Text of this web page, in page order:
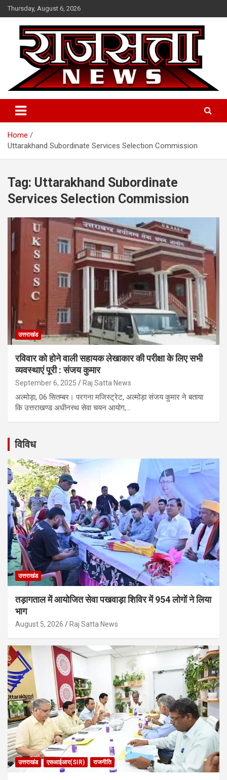
Skip
to
content
Thursday, August 6, 2026
Raj Satta News
Home
Uttarakhand Subordinate Services Selection Commission
Tag: Uttarakhand Subordinate
Services Selection Commission
उत्तराखंड
रविवार को होने वाली सहायक लेखाकार की परीक्षा के लिए सभी
व्यवस्थाएं पूरी : संजय कुमार
September 6, 2025 Raj Satta News
अल्मोड़ा, 06 सितम्बर। परगना मजिस्ट्रेट, अल्मोड़ा संजय कुमार ने बताया
कि उत्तराखण्ड अधीनस्थ सेवा चयन आयोग,…
विविध
उत्तराखंड
तड़ागताल में आयोजित सेवा पखवाड़ा शिविर में 954 लोगों ने लिया
भाग
August 5, 2026 Raj Satta News
उत्तराखंड एसआईआर(SIR) राजनीति